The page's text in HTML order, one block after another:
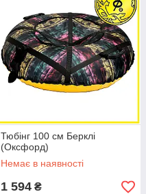
Тюбінг 100 см Берклі
(Оксфорд)
Немає в наявності
1 594 ₴